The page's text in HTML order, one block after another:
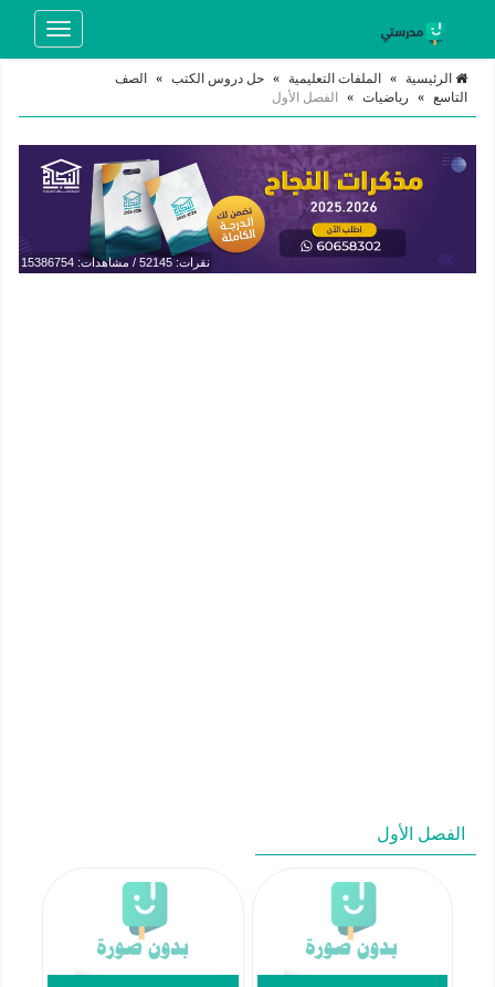
Toggle
الرئيسية » الملفات التعليمية » حل دروس الكتب »
الصف
التاسع » رياضيات » الفصل الأول
نقرات: 52145 / مشاهدات: 15386754
الفصل الأول